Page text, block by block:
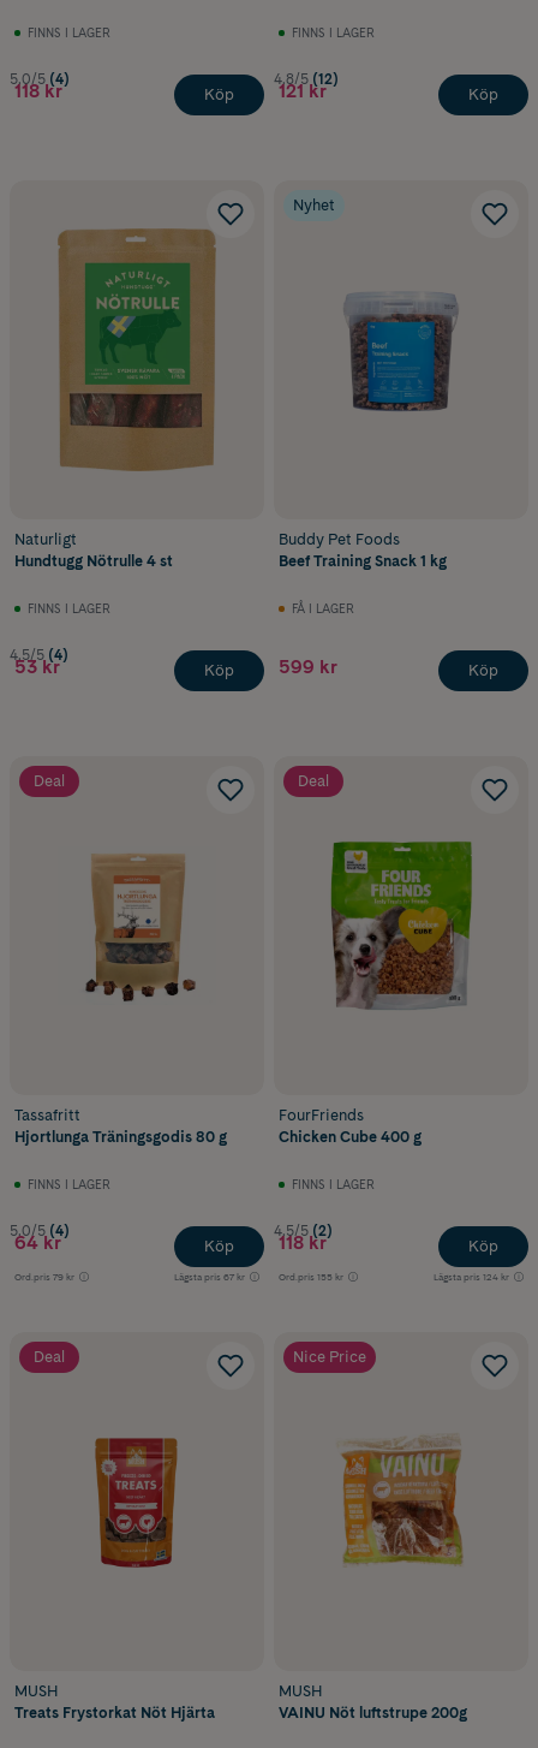
FINNS I LAGER
5.0/5 (4)
118 kr Köp
FINNS I LAGER
4.8/5 (12)
121 kr Köp
Naturligt
Hundtugg Nötrulle 4 st
FINNS I LAGER
4.5/5 (4)
53 kr Köp
Nyhet
Buddy Pet Foods
Beef Training Snack 1 kg
FÅ I LAGER
599 kr Köp
Deal
Tassafritt
Hjortlunga Träningsgodis 80 g
FINNS I LAGER
5.0/5 (4)
64 kr
Ord.pris 79 kr Lägsta pris 67 kr
Köp
Deal
FourFriends
Chicken Cube 400 g
FINNS I LAGER
4.5/5 (2)
118 kr
Ord.pris 155 kr Lägsta pris 124 kr
Köp
Deal
MUSH
Treats Frystorkat Nöt Hjärta
Nice Price
MUSH
VAINU Nöt luftstrupe 200g